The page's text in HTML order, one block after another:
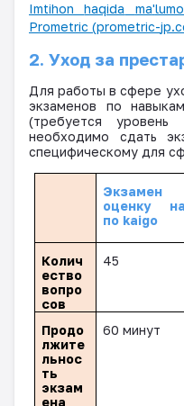
Imtihon
haqida ma'
Prometric (prometric-jp.
2. Уход за
Для работы в сфере
экзаменов по
(требуется уровень
необходимо сдать
специфическому для
оценку
по kaigo
Колич
ество
вопро
сов
45
Продо
лжите
льнос
ть
экзам
ена
60 минут